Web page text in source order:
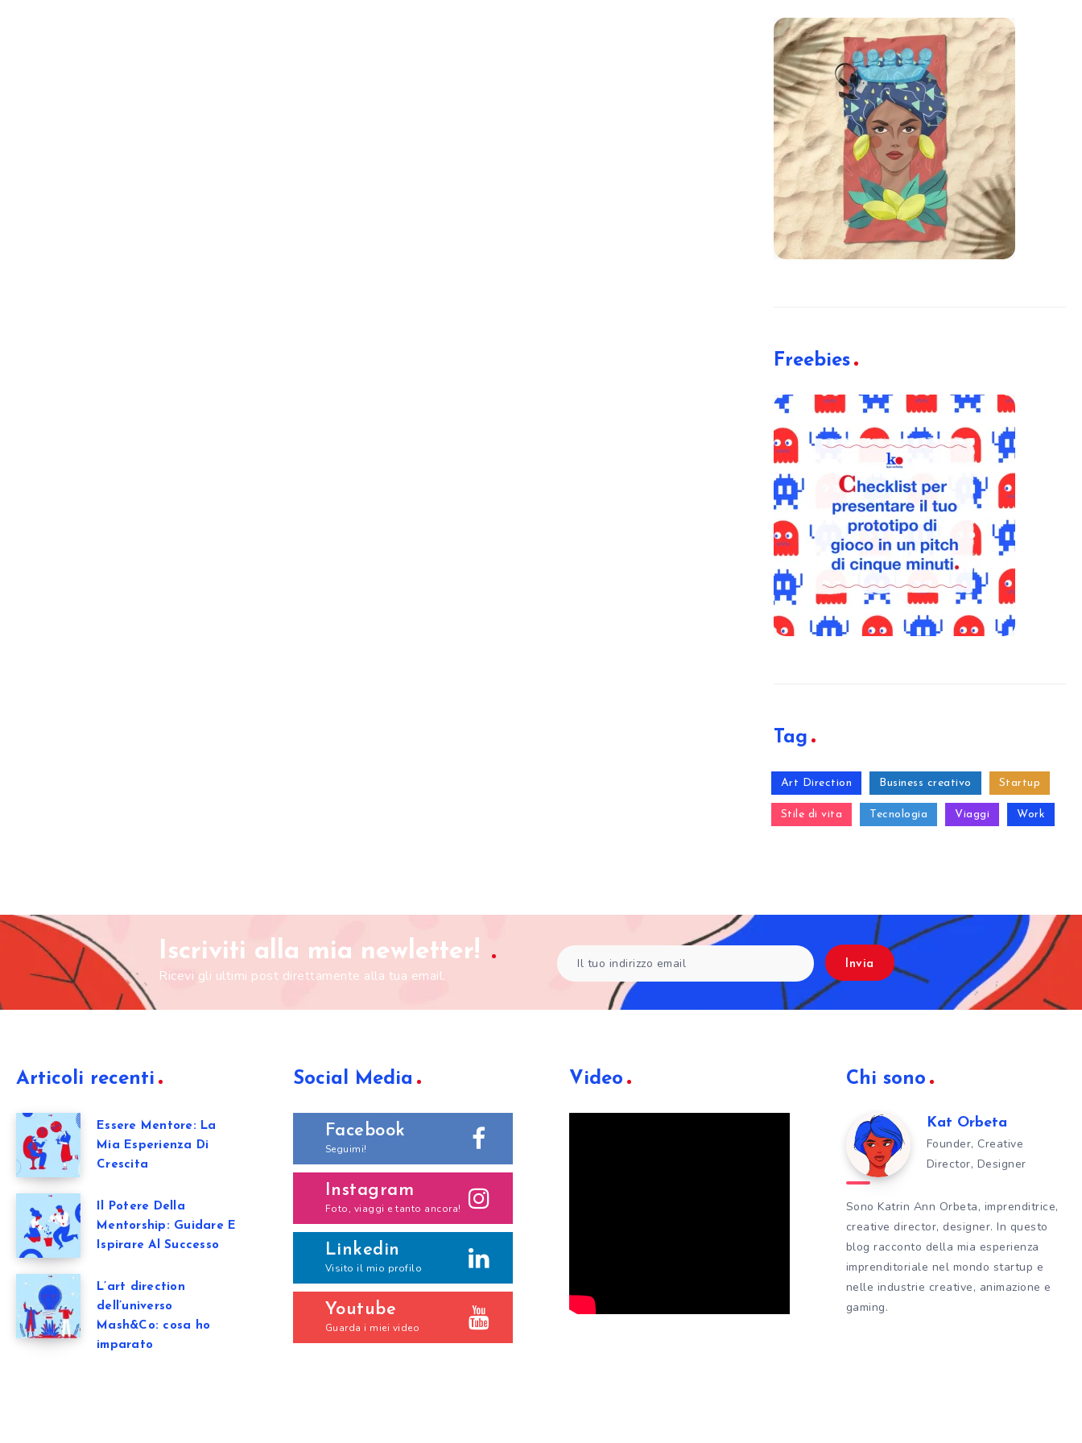
Freebies
Tag
Art Direction Business creativo Startup
Stile di vita Tecnologia Viaggi Work
Iscriviti alla mia newletter!
Ricevi gli ultimi post direttamente alla tua email.
Invia
Articoli recenti
Essere Mentore: La
Mia Esperienza Di
Crescita
Il Potere Della
Mentorship: Guidare E
Ispirare Al Successo
L’art direction
dell’universo
Mash&Co: cosa ho
imparato
Social Media
Facebook
Seguimi!
Instagram
Foto, viaggi e tanto ancora!
Linkedin
Visito il mio profilo
Youtube
Guarda i miei video
Video Chi sono
Kat Orbeta
Founder, Creative
Director, Designer
Sono Katrin Ann Orbeta, imprenditrice,
creative director, designer. In questo
blog racconto della mia esperienza
imprenditoriale nel mondo startup e
nelle industrie creative, animazione e
gaming.